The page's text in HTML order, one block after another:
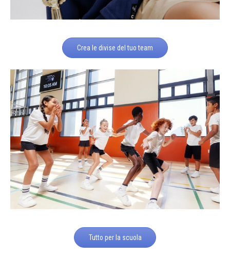
Crea le divise del tuo team
Tutto per la scuola